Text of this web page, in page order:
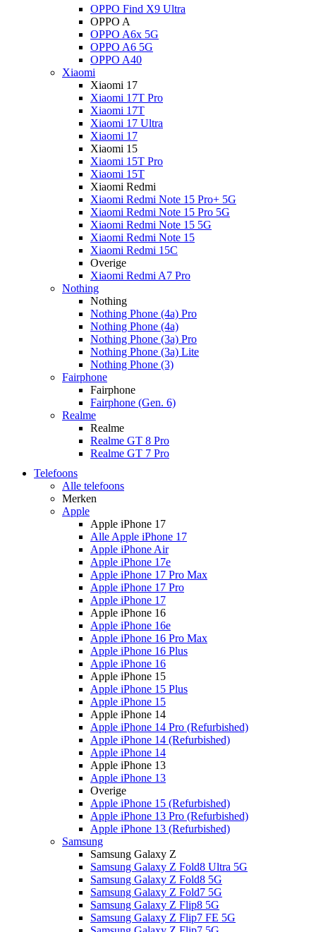
OPPO Find X9 Ultra
OPPO A
OPPO A6x 5G
OPPO A6 5G
OPPO A40
Xiaomi
Xiaomi 17
Xiaomi 17T Pro
Xiaomi 17T
Xiaomi 17 Ultra
Xiaomi 17
Xiaomi 15
Xiaomi 15T Pro
Xiaomi 15T
Xiaomi Redmi
Xiaomi Redmi Note 15 Pro+ 5G
Xiaomi Redmi Note 15 Pro 5G
Xiaomi Redmi Note 15 5G
Xiaomi Redmi Note 15
Xiaomi Redmi 15C
Overige
Xiaomi Redmi A7 Pro
Nothing
Nothing
Nothing Phone (4a) Pro
Nothing Phone (4a)
Nothing Phone (3a) Pro
Nothing Phone (3a) Lite
Nothing Phone (3)
Fairphone
Fairphone
Fairphone (Gen. 6)
Realme
Realme
Realme GT 8 Pro
Realme GT 7 Pro
Telefoons
Alle telefoons
Merken
Apple
Apple iPhone 17
Alle Apple iPhone 17
Apple iPhone Air
Apple iPhone 17e
Apple iPhone 17 Pro Max
Apple iPhone 17 Pro
Apple iPhone 17
Apple iPhone 16
Apple iPhone 16e
Apple iPhone 16 Pro Max
Apple iPhone 16 Plus
Apple iPhone 16
Apple iPhone 15
Apple iPhone 15 Plus
Apple iPhone 15
Apple iPhone 14
Apple iPhone 14 Pro (Refurbished)
Apple iPhone 14 (Refurbished)
Apple iPhone 14
Apple iPhone 13
Apple iPhone 13
Overige
Apple iPhone 15 (Refurbished)
Apple iPhone 13 Pro (Refurbished)
Apple iPhone 13 (Refurbished)
Samsung
Samsung Galaxy Z
Samsung Galaxy Z Fold8 Ultra 5G
Samsung Galaxy Z Fold8 5G
Samsung Galaxy Z Fold7 5G
Samsung Galaxy Z Flip8 5G
Samsung Galaxy Z Flip7 FE 5G